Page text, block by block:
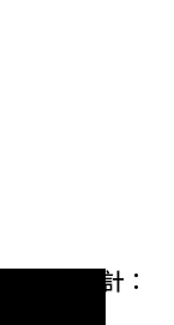
經典設計：
腕錶 40